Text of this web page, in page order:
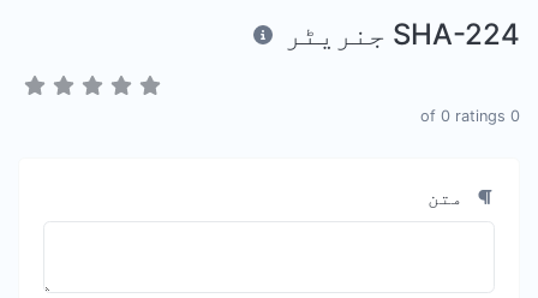
SHA-224 جنریٹر
0
of
0 ratings
متن